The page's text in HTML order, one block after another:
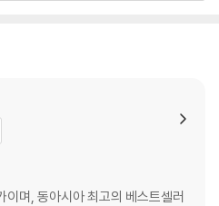
이며, 동아시아 최고의 베스트셀러